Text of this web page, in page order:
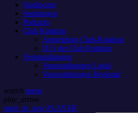
Studiocam
Sendungen
Podcasts
Club Rotation
Anmeldung Club-Rotation
DJ’s der Club Rotation
Veranstaltungen
Veranstaltungen Lokal
Veranstaltungen Regional
search menu
play_arrow
open_in_new PLAYER